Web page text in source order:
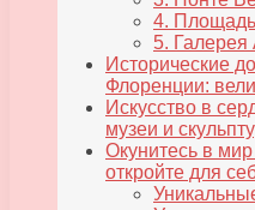
4.
5. Галерея
Исторические
Флоренции:
Искусство в
музеи и
Окунитесь в
откройте для